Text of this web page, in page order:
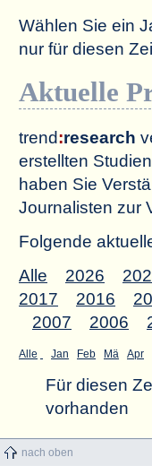
Wählen Sie ein
nur für diesen
Aktuelle
trend:research
erstellten
haben Sie
Journalisten zur
Folgende
Alle
2026
2017
2016
2007
2006
Alle Jan Feb Mä Apr
Für diesen
vorhanden
nach oben